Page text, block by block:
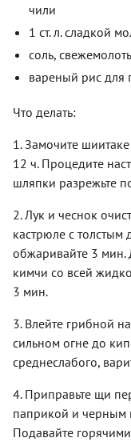
чили
1 ст. л. сладкой
соль,
вареный рис для
Что делать:
1. Замочите
12 ч. Процедите
шляпки разрежьте
2. Лук и чеснок
кастрюле с
обжаривайте 3 мин.
кимчи со всей
3 мин.
3. Влейте грибной
сильном огне до
среднеслабого,
4. Приправьте щи
паприкой и черным
Подавайте